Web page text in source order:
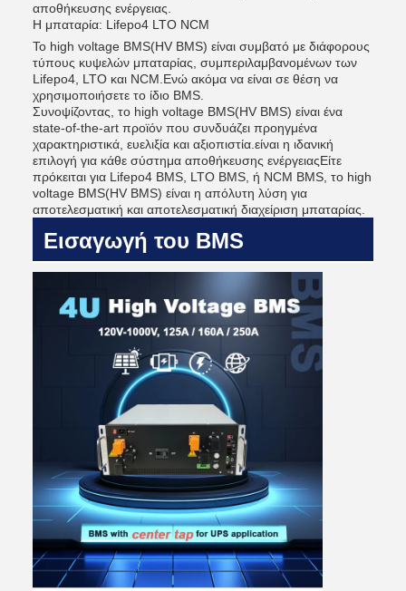
αποθήκευσης ενέργειας.
Η μπαταρία: Lifepo4 LTO NCM
Το high voltage BMS(HV BMS) είναι συμβατό με διάφορους
τύπους κυψελών μπαταρίας, συμπεριλαμβανομένων των
Lifepo4, LTO και NCM.Ενώ ακόμα να είναι σε θέση να
χρησιμοποιήσετε το ίδιο BMS.
Συνοψίζοντας, το high voltage BMS(HV BMS) είναι ένα
state-of-the-art προϊόν που συνδυάζει προηγμένα
χαρακτηριστικά, ευελιξία και αξιοπιστία.είναι η ιδανική
επιλογή για κάθε σύστημα αποθήκευσης ενέργειαςΕίτε
πρόκειται για Lifepo4 BMS, LTO BMS, ή NCM BMS, το high
voltage BMS(HV BMS) είναι η απόλυτη λύση για
αποτελεσματική και αποτελεσματική διαχείριση μπαταρίας.
Εισαγωγή του BMS